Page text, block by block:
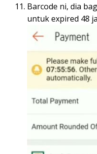
Barcode ni, dia
untuk expired 48